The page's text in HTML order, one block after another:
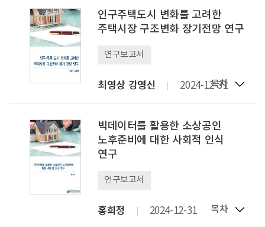
인구주택도시 변화를 고려한
주택시장 구조변화 장기전망 연구
연구보고서
최영상 강영신 2024-12-31
목차
빅데이터를 활용한 소상공인
노후준비에 대한 사회적 인식
연구
연구보고서
홍희정 2024-12-31 목차